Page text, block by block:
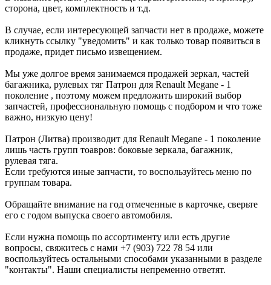
сторона, цвет, комплектность и т.д.
В случае, если интересующей запчасти нет в продаже, можете
кликнуть ссылку "уведомить" и как только товар появиться в
продаже, придет письмо извещением.
Мы уже долгое время занимаемся продажей зеркал, частей
багажника, рулевых тяг Патрон для Renault Megane - 1
поколение , поэтому можем предложить широкий выбор
запчастей, профессиональную помощь с подбором и что тоже
важно, низкую цену!
Патрон (Литва) производит для Renault Megane - 1 поколение
лишь часть групп тоавров: боковые зеркала, багажник,
рулевая тяга.
Если требуются иные запчасти, то воспользуйтесь меню по
группам товара.
Обращайте внимание на год отмеченные в карточке, сверьте
его с годом выпуска своего автомобиля.
Если нужна помощь по ассортименту или есть другие
вопросы, свяжитесь с нами +7 (903) 722 78 54 или
воспользуйтесь остальными способами указанными в разделе
"контакты". Наши специалисты непременно ответят.